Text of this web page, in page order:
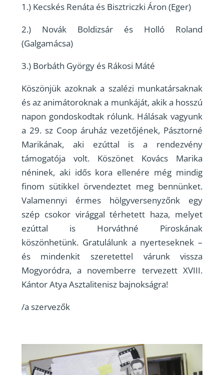
1.) Kecskés Renáta és Bisztriczki Áron (Eger)
2.) Novák Boldizsár és Holló Roland
(Galgamácsa)
3.) Borbáth György és Rákosi Máté
Köszönjük azoknak a szalézi munkatársaknak
és az animátoroknak a munkáját, akik a hosszú
napon gondoskodtak rólunk. Hálásak vagyunk
a 29. sz Coop áruház vezetőjének, Pásztorné
Marikának, aki ezúttal is a rendezvény
támogatója volt. Köszönet Kovács Marika
néninek, aki idős kora ellenére még mindig
finom sütikkel örvendeztet meg bennünket.
Valamennyi érmes hölgyversenyzőnk egy
szép csokor virággal térhetett haza, melyet
ezúttal is Horváthné Piroskának
köszönhetünk. Gratulálunk a nyerteseknek –
és mindenkit szeretettel várunk vissza
Mogyoródra, a novemberre tervezett XVIII.
Kántor Atya Asztalitenisz bajnokságra!
/a szervezők